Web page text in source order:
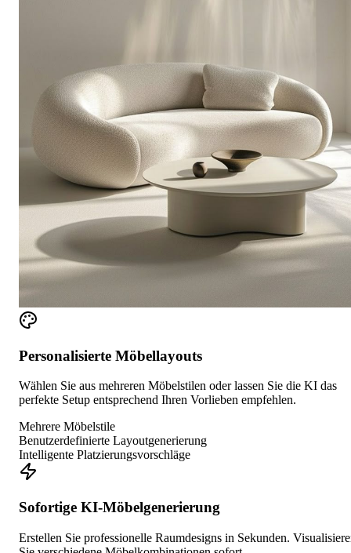
Personalisierte Möbellayouts
Wählen Sie aus mehreren Möbelstilen oder lassen Sie die KI das
perfekte Setup entsprechend Ihren Vorlieben empfehlen.
Mehrere Möbelstile
Benutzerdefinierte Layoutgenerierung
Intelligente Platzierungsvorschläge
Sofortige KI-Möbelgenerierung
Erstellen Sie professionelle Raumdesigns in Sekunden.